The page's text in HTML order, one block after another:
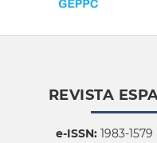
REVISTA
e-ISSN:1983-1579